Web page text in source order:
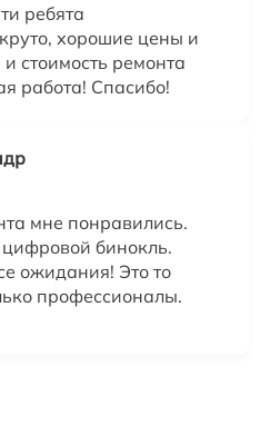
ребята
хорошие цены и
стоимость ремонта
работа! Спасибо!
мне понравились.
бинокль.
ожидания! Это то
профессионалы.